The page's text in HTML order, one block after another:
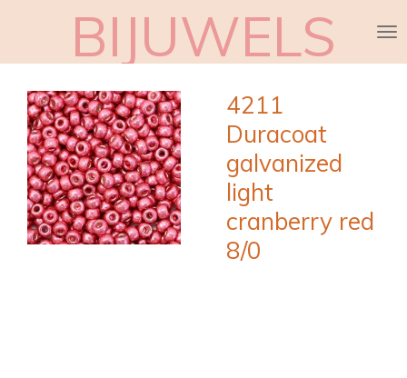
naar
hoofdinhoud
BIJUWELS
4211
Duracoat
galvanized
light
cranberry red
8/0